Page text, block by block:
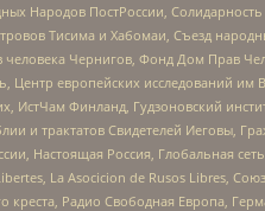
Народов ПостРоссии, Солидарность
Тисима и Хабомаи, Съезд
Чернигов, Фонд Дом Прав
европейских исследований
Финланд, Гудзоновский
и трактатов Свидетелей Иеговы,
Настоящая Россия, Глобальная
La Asocicion de Rusos Libres,
Радио Свободная Европа,